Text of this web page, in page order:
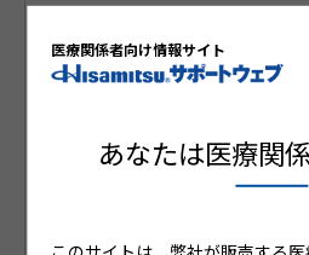
まだ会員登録がお済
会員限定コンテン
医療関係者向け情報サイト
あなたは医療関